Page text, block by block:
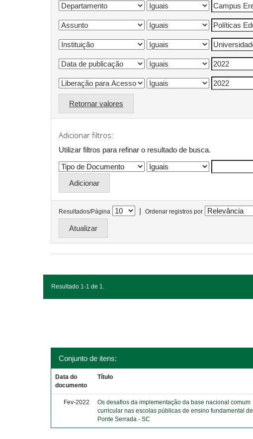
Retornar valores
Adicionar filtros:
Utilizar filtros para refinar o resultado de busca.
Resultados/Página | Ordenar registros por
Resultado 1-1 de 1.
Conjunto de itens:
Data do
documento
Título
Fev-2022
Os desafios da implementação da base nacional comum
curricular nas escolas públicas de ensino fundamental de
Ponte Serrada - SC